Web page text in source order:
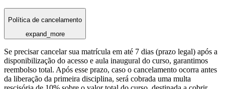
Política de cancelamento
expand_more
Se precisar cancelar sua matrícula em até 7 dias (prazo legal) após a
disponibilização do acesso e aula inaugural do curso, garantimos
reembolso total. Após esse prazo, caso o cancelamento ocorra antes
da liberação da primeira disciplina, será cobrada uma multa